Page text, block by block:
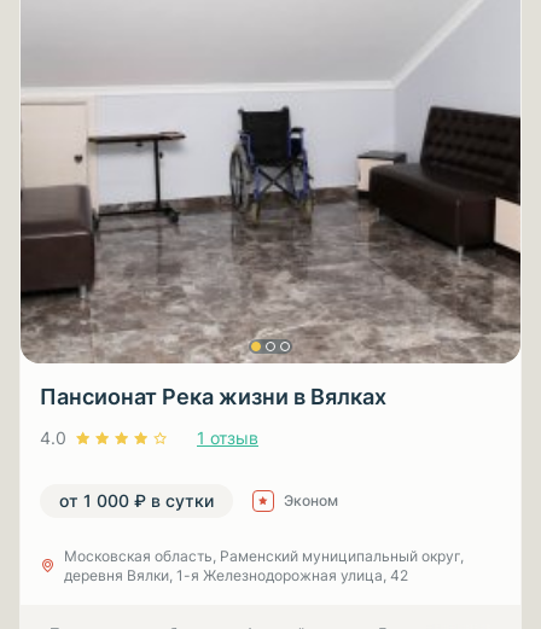
Пансионат Река жизни в Вялках
4.0 1 отзыв
от 1 000 ₽ в сутки Эконом
Московская область, Раменский муниципальный округ,
деревня Вялки, 1-я Железнодорожная улица, 42